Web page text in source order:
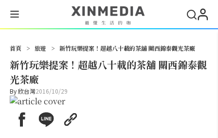
首頁 > 旅遊 > 新竹玩樂提案！超越八十載的茶舖 關西錦泰觀光茶廠
新竹玩樂提案！超越八十載的茶舖 關西錦泰觀
光茶廠
By欣台灣2016/10/29